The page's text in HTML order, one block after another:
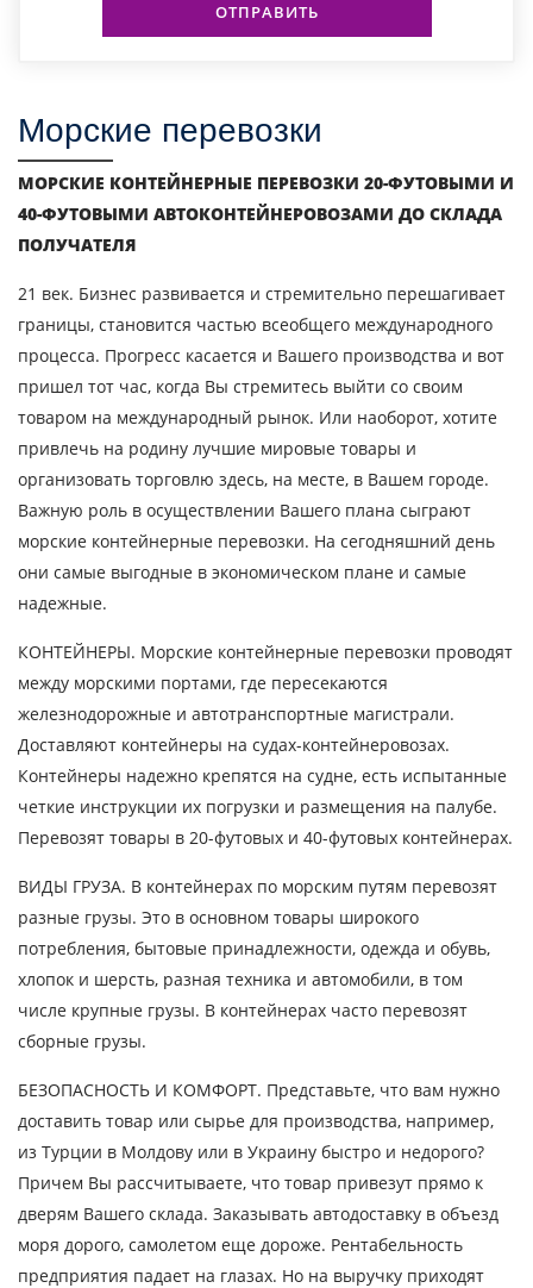
ОТПРАВИТЬ
Морские перевозки
МОРСКИЕ КОНТЕЙНЕРНЫЕ ПЕРЕВОЗКИ 20-ФУТОВЫМИ И
40-ФУТОВЫМИ АВТОКОНТЕЙНЕРОВОЗАМИ ДО СКЛАДА
ПОЛУЧАТЕЛЯ
21 век. Бизнес развивается и стремительно перешагивает
границы, становится частью всеобщего международного
процесса. Прогресс касается и Вашего производства и вот
пришел тот час, когда Вы стремитесь выйти со своим
товаром на международный рынок. Или наоборот, хотите
привлечь на родину лучшие мировые товары и
организовать торговлю здесь, на месте, в Вашем городе.
Важную роль в осуществлении Вашего плана сыграют
морские контейнерные перевозки. На сегодняшний день
они самые выгодные в экономическом плане и самые
надежные.
КОНТЕЙНЕРЫ. Морские контейнерные перевозки проводят
между морскими портами, где пересекаются
железнодорожные и автотранспортные магистрали.
Доставляют контейнеры на судах-контейнеровозах.
Контейнеры надежно крепятся на судне, есть испытанные
четкие инструкции их погрузки и размещения на палубе.
Перевозят товары в 20-футовых и 40-футовых контейнерах.
ВИДЫ ГРУЗА. В контейнерах по морским путям перевозят
разные грузы. Это в основном товары широкого
потребления, бытовые принадлежности, одежда и обувь,
хлопок и шерсть, разная техника и автомобили, в том
числе крупные грузы. В контейнерах часто перевозят
сборные грузы.
БЕЗОПАСНОСТЬ И КОМФОРТ. Представьте, что вам нужно
доставить товар или сырье для производства, например,
из Турции в Молдову или в Украину быстро и недорого?
Причем Вы рассчитываете, что товар привезут прямо к
дверям Вашего склада. Заказывать автодоставку в объезд
моря дорого, самолетом еще дороже. Рентабельность
предприятия падает на глазах. Но на выручку приходят
Узнать стоимость
перевозки
Страна загрузки
Город загрузки
Страна выгрузки
Город выгрузки